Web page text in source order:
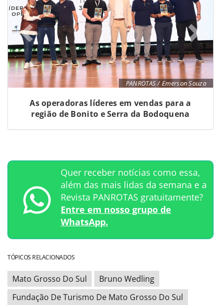
PANROTAS / Emerson Souza
As operadoras líderes em vendas para a
região de Bonito e Serra da Bodoquena
Quer receber notícias como essa,
além das mais lidas da semana e a
Revista PANROTAS gratuitamente?
Entre em nosso grupo de
WhatsApp.
TÓPICOS RELACIONADOS
Mato Grosso Do Sul
Bruno Wedling
Fundação De Turismo De Mato Grosso Do Sul